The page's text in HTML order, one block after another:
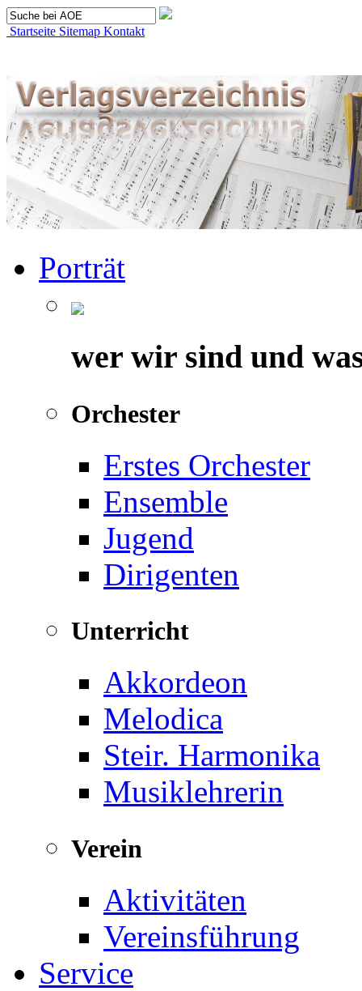
Startseite Sitemap Kontakt
Porträt
wer wir sind und
Orchester
Erstes Orchester
Ensemble
Jugend
Dirigenten
Unterricht
Akkordeon
Melodica
Steir. Harmonika
Musiklehrerin
Verein
Aktivitäten
Vereinsführung
Service